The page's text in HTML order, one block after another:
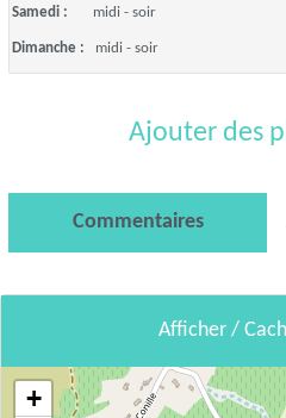
Samedi : midi - soir
Dimanche : midi - soir
Ajouter des
Commentaires
Afficher /
+